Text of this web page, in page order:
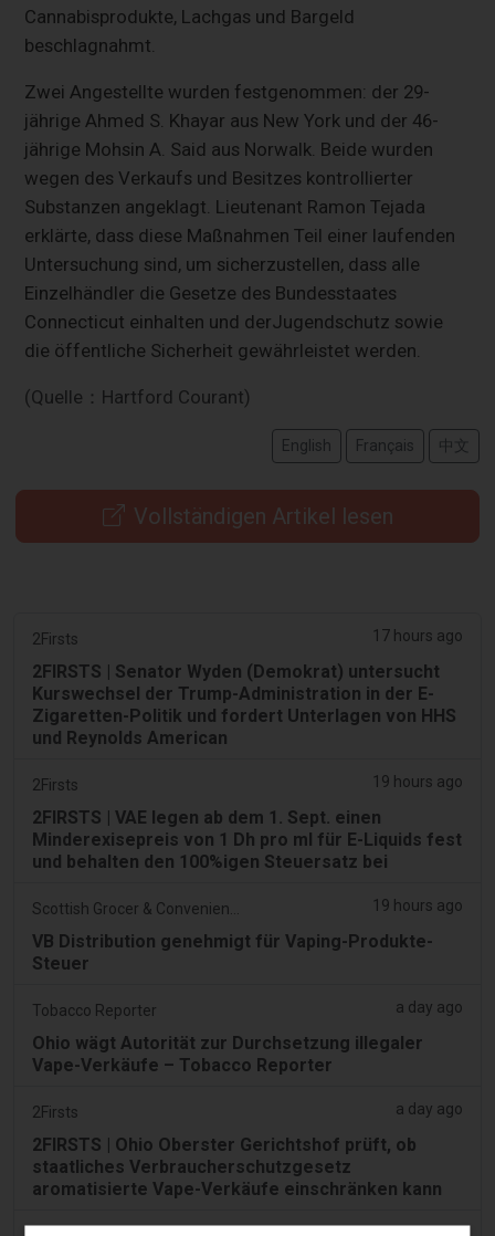
Cannabisprodukte, Lachgas und Bargeld
beschlagnahmt.
Zwei Angestellte wurden festgenommen: der 29-
jährige Ahmed S. Khayar aus New York und der 46-
jährige Mohsin A. Said aus Norwalk. Beide wurden
wegen des Verkaufs und Besitzes kontrollierter
Substanzen angeklagt. Lieutenant Ramon Tejada
erklärte, dass diese Maßnahmen Teil einer laufenden
Untersuchung sind, um sicherzustellen, dass alle
Einzelhändler die Gesetze des Bundesstaates
Connecticut einhalten und derJugendschutz sowie
die öffentliche Sicherheit gewährleistet werden.
(Quelle：Hartford Courant)
English Français 中文
Vollständigen Artikel lesen
2Firsts 17 hours ago
2FIRSTS | Senator Wyden (Demokrat) untersucht
Kurswechsel der Trump-Administration in der E-
Zigaretten-Politik und fordert Unterlagen von HHS
und Reynolds American
2Firsts 19 hours ago
2FIRSTS | VAE legen ab dem 1. Sept. einen
Minderexisepreis von 1 Dh pro ml für E-Liquids fest
und behalten den 100%igen Steuersatz bei
19 hours ago
VB Distribution genehmigt für Vaping-Produkte-
Steuer
Tobacco Reporter a day ago
Ohio wägt Autorität zur Durchsetzung illegaler
Vape-Verkäufe – Tobacco Reporter
2Firsts a day ago
2FIRSTS | Ohio Oberster Gerichtshof prüft, ob
staatliches Verbraucherschutzgesetz
aromatisierte Vape-Verkäufe einschränken kann